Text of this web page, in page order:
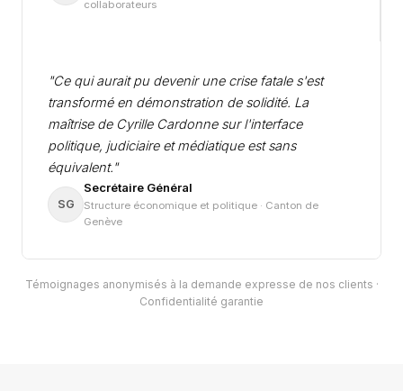
collaborateurs
"Ce qui aurait pu devenir une crise fatale s'est
transformé en démonstration de solidité. La
maîtrise de Cyrille Cardonne sur l'interface
politique, judiciaire et médiatique est sans
équivalent."
SG
Secrétaire Général
Structure économique et politique · Canton de
Genève
Témoignages anonymisés à la demande expresse de nos clients ·
Confidentialité garantie